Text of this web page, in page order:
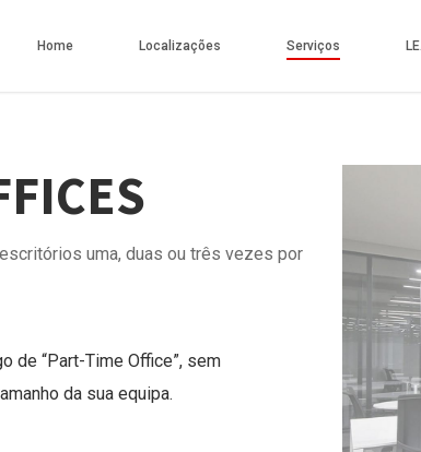
Home Localizações Serviços
uma, duas ou três vezes por
de “Part-Time Office”, sem
da sua equipa.